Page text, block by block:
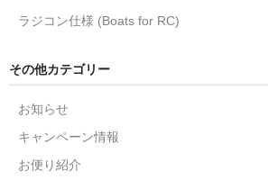
ラジコン仕様 (Boats for RC)
その他カテゴリー
お知らせ
キャンペーン情報
お便り紹介